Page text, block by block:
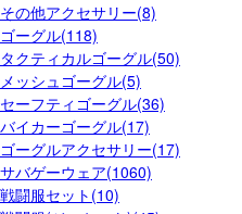
その他アクセサリー(8)
ゴーグル(118)
タクティカルゴーグル(50)
メッシュゴーグル(5)
セーフティゴーグル(36)
バイカーゴーグル(17)
ゴーグルアクセサリー(17)
サバゲーウェア(1060)
戦闘服セット(10)